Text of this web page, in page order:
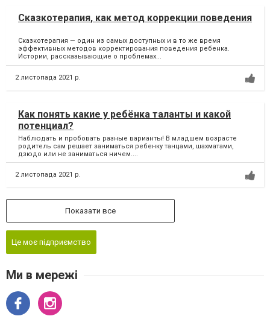
Сказкотерапия, как метод коррекции поведения
Сказкотерапия — один из самых доступных и в то же время
эффективных методов корректирования поведения ребенка.
Истории, рассказывающие о проблемах...
2 листопада 2021 р.
Как понять какие у ребёнка таланты и какой
потенциал?
Наблюдать и пробовать разные варианты! В младшем возрасте
родитель сам решает заниматься ребенку танцами, шахматами,
дзюдо или не заниматься ничем....
2 листопада 2021 р.
Показати все
Це моє підприємство
Ми в мережі